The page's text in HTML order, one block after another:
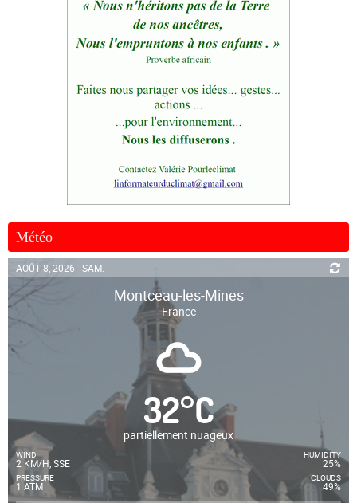
Météo
AOÛT 8, 2026 - SAM.
Montceau-les-Mines
France
32°C
partiellement nuageux
WIND
2 KM/H, SSE
PRESSURE
1 ATM
HUMIDITY
25%
CLOUDS
49%